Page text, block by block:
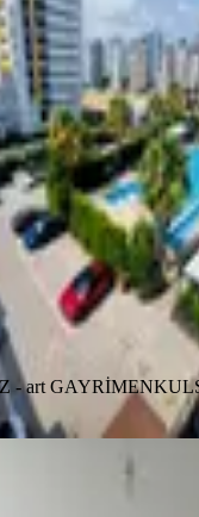
Gürselpaşa Mahallesi
· 155 m²· 3. Kat
₺
SAVAŞ TAYFUR
- art GAYRİMENKUL
Seyhan